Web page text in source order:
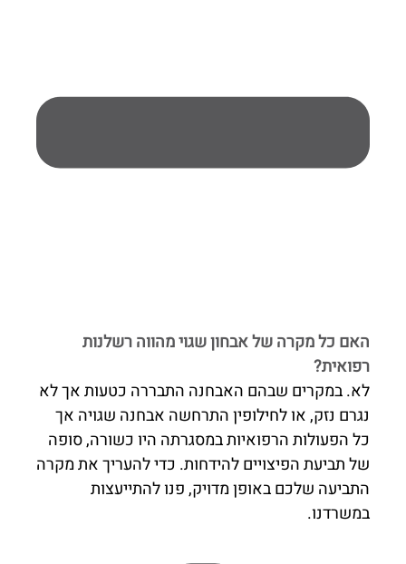
האם כל מקרה של אבחון שגוי מהווה רשלנות
רפואית?
לא. במקרים שבהם האבחנה התבררה כטעות אך לא
נגרם נזק, או לחילופין התרחשה אבחנה שגויה אך
כל הפעולות הרפואיות במסגרתה היו כשורה, סופה
של תביעת הפיצויים להידחות. כדי להעריך את מקרה
התביעה שלכם באופן מדויק, פנו להתייעצות
במשרדנו.